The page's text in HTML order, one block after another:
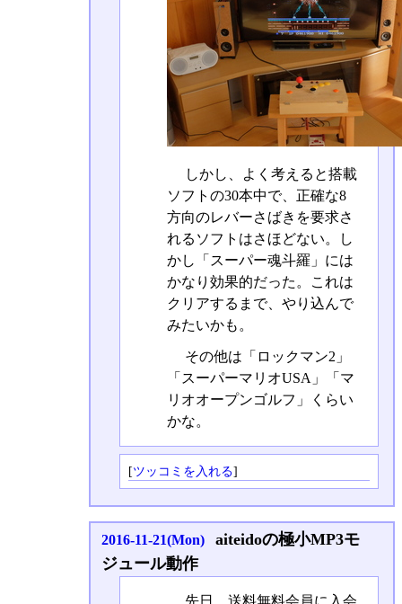
しかし、よく考えると搭載
ソフトの30本中で、正確な8
方向のレバーさばきを要求さ
れるソフトはさほどない。し
かし「スーパー魂斗羅」には
かなり効果的だった。これは
クリアするまで、やり込んで
みたいかも。
その他は「ロックマン2」
「スーパーマリオUSA」「マ
リオオープンゴルフ」くらい
かな。
[ツッコミを入れる]
2016-11-21(Mon)
aiteidoの極小MP3モ
ジュール動作